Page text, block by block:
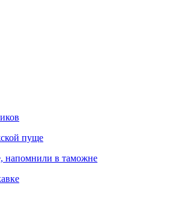
пуще
напомнили в таможне